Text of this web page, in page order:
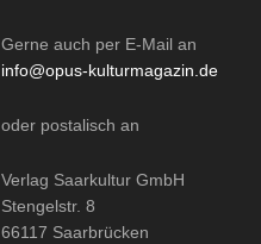
Gerne auch per E-Mail an
info@opus-kulturmagazin.de
oder postalisch an
Verlag Saarkultur GmbH
Stengelstr. 8
66117 Saarbrücken